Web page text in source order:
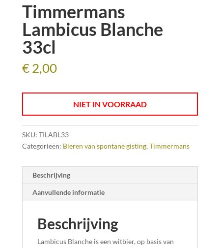
Timmermans
Lambicus Blanche
33cl
€2,00
NIET IN VOORRAAD
SKU: TILABL33
Categorieën: Bieren van spontane gisting, Timmermans
Beschrijving
Aanvullende informatie
Beschrijving
Lambicus Blanche is een witbier, op basis van